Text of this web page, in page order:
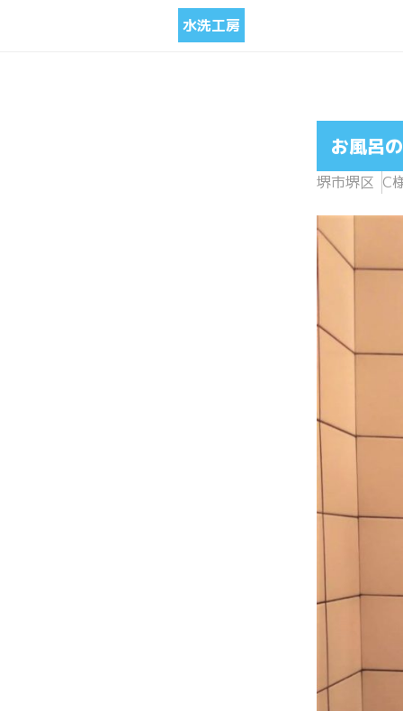
水洗工房
お風呂
堺市堺区 C